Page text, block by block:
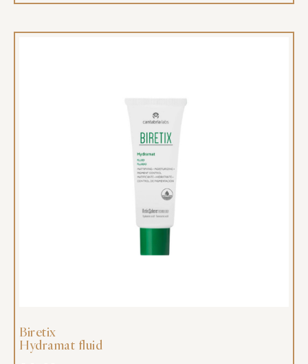
Biretix
Hydramat fluid